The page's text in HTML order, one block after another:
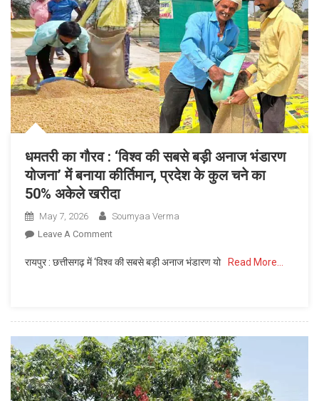
खीक
बाई
को
मिला
आयुष्मान
कार्ड,
अब
5
रूपए
तक
निःशुल्क
की
मिलेगी
सुविधा
धमतरी का गौरव : ‘विश्व की सबसे बड़ी अनाज भंडारण
योजना’ में बनाया कीर्तिमान, प्रदेश के कुल चने का
50% अकेले खरीदा
May 7, 2026
Soumyaa Verma
Leave A CommentOn
का
सबसे
बड़ी
अनाज
भंडारण
​रायपुर : छत्तीसगढ़ में ‘विश्व की सबसे बड़ी अनाज भंडारण यो Read More…